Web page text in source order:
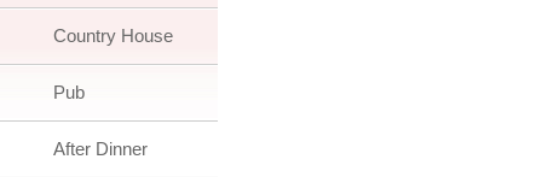
Country House
Pub
After Dinner